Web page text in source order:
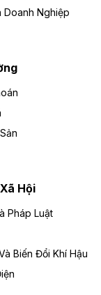
thái’
ty Cổ
DLG) được
khu
gần 59 ha
cao Long
Doanh Nghiệp
Hội
Pháp Luật
Biến Đổi Khí Hậu